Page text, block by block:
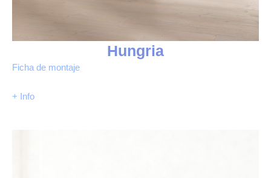
Hungria
Ficha de montaje
+ Info